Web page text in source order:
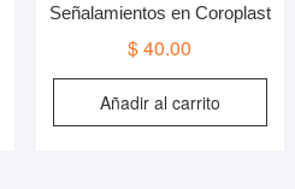
Señalamientos en Coroplast
$40.00
Añadir al carrito